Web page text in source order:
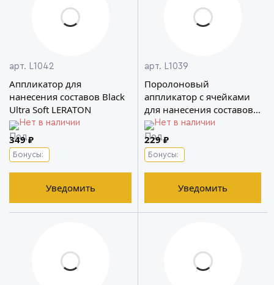
арт. L1042
Аппликатор для
нанесения составов Black
Ultra Soft LERATON
Нет в наличии
349 ₽
Бонусы:
Уведомить
арт. L1039
Поролоновый
аппликатор с ячейками
для нанесения составов
LERATON
Нет в наличии
229 ₽
Бонусы:
Уведомить